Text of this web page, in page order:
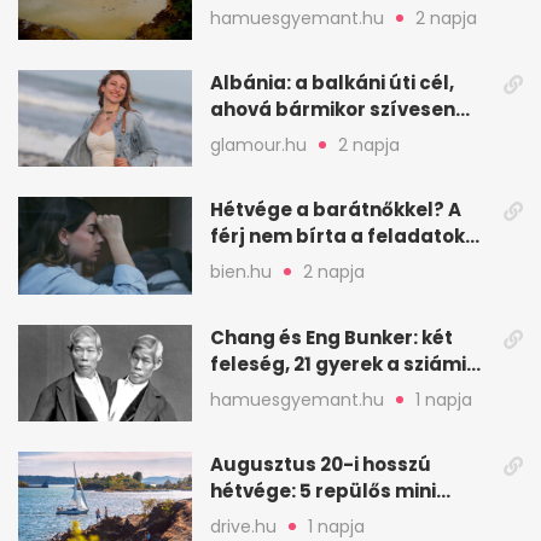
ember halt meg
hamuesgyemant.hu 2 napja
Albánia: a balkáni úti cél,
ahová bármikor szívesen
visszamennék
glamour.hu 2 napja
Hétvége a barátnőkkel? A
férj nem bírta a feladatokat,
a feleség levegőt kér
bien.hu 2 napja
Chang és Eng Bunker: két
feleség, 21 gyerek a sziámi
ikrek életében
hamuesgyemant.hu 1 napja
Augusztus 20-i hosszú
hétvége: 5 repülős mini
nyaralás 0 szabadsággal
drive.hu 1 napja